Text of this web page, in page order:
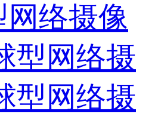
络摄像
型网络摄
型网络摄